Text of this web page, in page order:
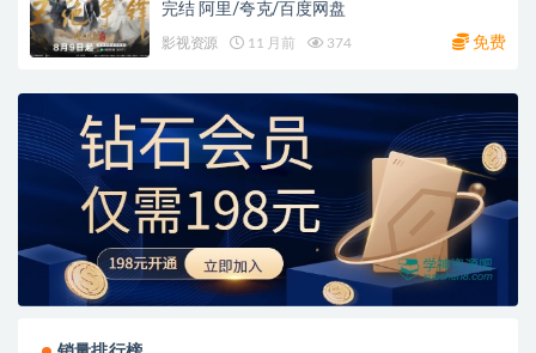
完结 阿里/夸克/百度网盘
影视资源 11 月前 374 免费